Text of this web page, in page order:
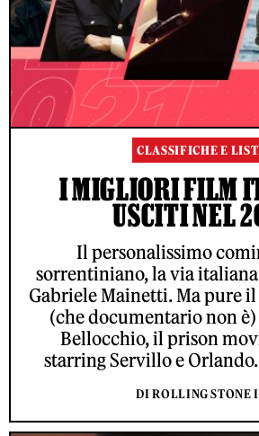
CLASSIFICHE E
I MIGLIORI FILM
USCITI NEL
Il personalissimo
sorrentiniano, la via
Gabriele Mainetti. Ma pure
(che documentario non
Bellocchio, il prison
starring Servillo e
DI ROLLING STONE